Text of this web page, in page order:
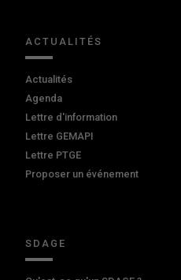
ACTUALITÉS
Actualités
Agenda
Lettre d'information
Lettre GEMAPI
Lettre PTGE
Proposer un événement
SDAGE